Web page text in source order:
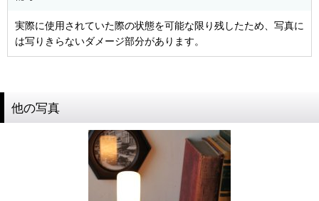
実際に使用されていた際の状態を可能な限り残したため、写真に
は写りきらないダメージ部分があります。
他の写真